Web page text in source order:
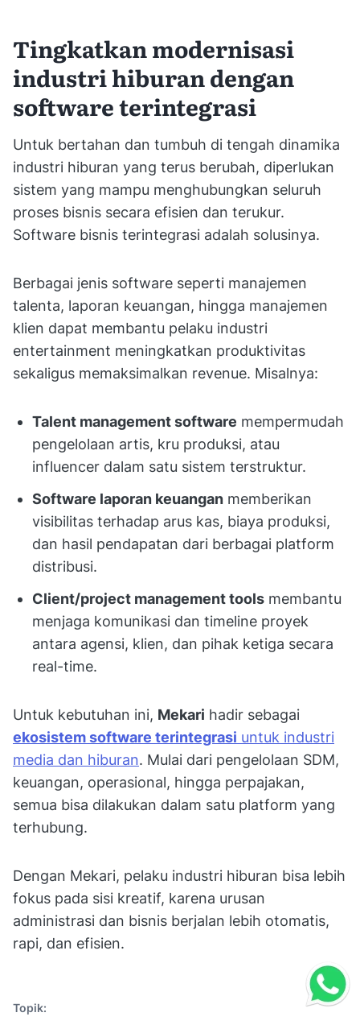
Tingkatkan modernisasi
industri hiburan dengan
software terintegrasi
Untuk bertahan dan tumbuh di tengah dinamika
industri hiburan yang terus berubah, diperlukan
sistem yang mampu menghubungkan seluruh
proses bisnis secara efisien dan terukur.
Software bisnis terintegrasi adalah solusinya.
Berbagai jenis software seperti manajemen
talenta, laporan keuangan, hingga manajemen
klien dapat membantu pelaku industri
entertainment meningkatkan produktivitas
sekaligus memaksimalkan revenue. Misalnya:
Talent management software mempermudah
pengelolaan artis, kru produksi, atau
influencer dalam satu sistem terstruktur.
Software laporan keuangan memberikan
visibilitas terhadap arus kas, biaya produksi,
dan hasil pendapatan dari berbagai platform
distribusi.
Client/project management tools membantu
menjaga komunikasi dan timeline proyek
antara agensi, klien, dan pihak ketiga secara
real-time.
Untuk kebutuhan ini, Mekari hadir sebagai
ekosistem software terintegrasi untuk industri
media dan hiburan. Mulai dari pengelolaan SDM,
keuangan, operasional, hingga perpajakan,
semua bisa dilakukan dalam satu platform yang
terhubung.
Dengan Mekari, pelaku industri hiburan bisa lebih
fokus pada sisi kreatif, karena urusan
administrasi dan bisnis berjalan lebih otomatis,
rapi, dan efisien.
Topik: